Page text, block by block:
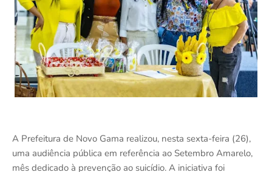
A Prefeitura de Novo Gama realizou, nesta sexta-feira (26),
uma audiência pública em referência ao Setembro Amarelo,
mês dedicado à prevenção ao suicídio. A iniciativa foi